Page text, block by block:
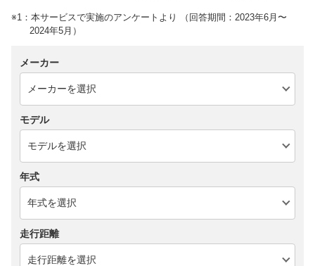
※1：本サービスで実施のアンケートより （回答期間：2023年6月〜
2024年5月）
メーカー
モデル
年式
走行距離